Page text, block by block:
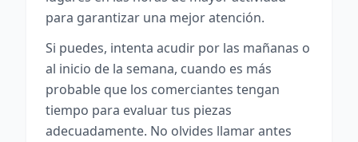
para garantizar una mejor atención.
Si puedes, intenta acudir por las mañanas o
al inicio de la semana, cuando es más
probable que los comerciantes tengan
tiempo para evaluar tus piezas
adecuadamente. No olvides llamar antes